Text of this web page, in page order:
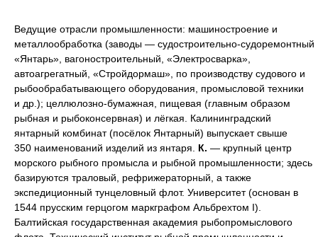
Ведущие отрасли промышленности: машиностроение и
металлообработка (заводы — судостроительно-судоремонтный
«Янтарь», вагоностроительный, «Электросварка»,
автоагрегатный, «Стройдормаш», по производству судового и
рыбообрабатывающего оборудования, промысловой техники
и др.); целлюлозно-бумажная, пищевая (главным образом
рыбная и рыбоконсервная) и лёгкая. Калининградский
янтарный комбинат (посёлок Янтарный) выпускает свыше
350 наименований изделий из янтаря. К. — крупный центр
морского рыбного промысла и рыбной промышленности; здесь
базируются траловый, рефрижераторный, а также
экспедиционный тунцеловный флот. Университет (основан в
1544 прусским герцогом маркграфом Альбрехтом I).
Балтийская государственная академия рыбопромыслового